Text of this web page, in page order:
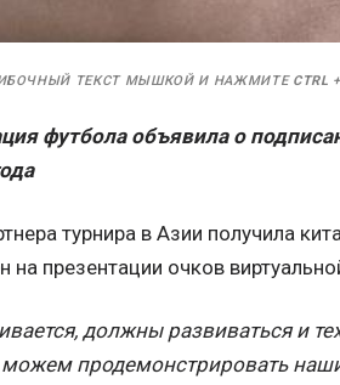
ТЕКСТ МЫШКОЙ И НАЖМИТЕ CTRL +
футбола объявила о
турнира в Азии получила
презентации очков
должны развиваться и
продемонстрировать